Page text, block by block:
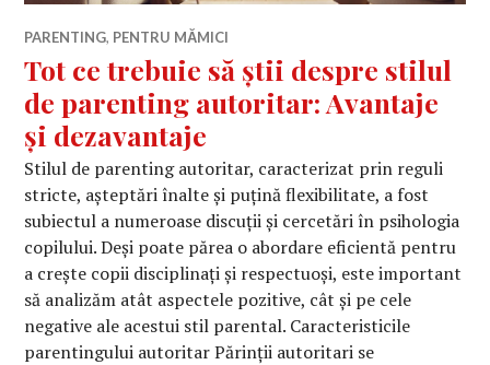
PARENTING, PENTRU MĂMICI
Tot ce trebuie să știi despre stilul
de parenting autoritar: Avantaje
și dezavantaje
Stilul de parenting autoritar, caracterizat prin reguli
stricte, așteptări înalte și puțină flexibilitate, a fost
subiectul a numeroase discuții și cercetări în psihologia
copilului. Deși poate părea o abordare eficientă pentru
a crește copii disciplinați și respectuoși, este important
să analizăm atât aspectele pozitive, cât și pe cele
negative ale acestui stil parental. Caracteristicile
parentingului autoritar Părinții autoritari se